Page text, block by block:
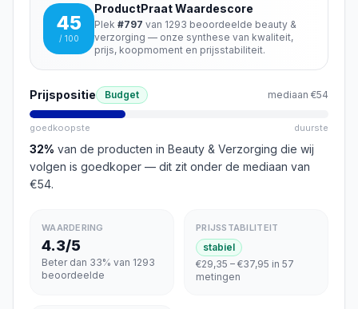
45
/ 100
ProductPraat Waardescore
Plek #797 van 1293 beoordeelde beauty &
verzorging — onze synthese van kwaliteit,
prijs, koopmoment en prijsstabiliteit.
Prijspositie Budget mediaan €54
goedkoopste duurste
32% van de producten in Beauty & Verzorging die wij
volgen is goedkoper — dit zit onder de mediaan van
€54.
WAARDERING
4.3/5
Beter dan 33% van 1293
beoordeelde
PRIJSSTABILITEIT
stabiel
€29,35 – €37,95 in 57
metingen